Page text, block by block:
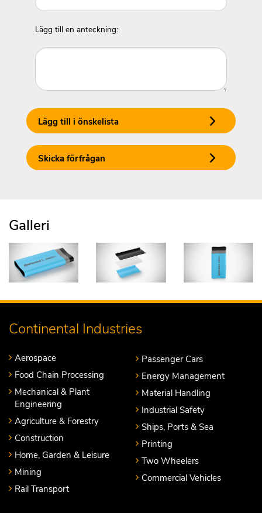
Lägg till en anteckning:
Lägg till i önskelista
Skicka förfrågan
Galleri
Continental Industries
Aerospace
Food Chain Processing
Mechanical & Plant
Engineering
Agriculture & Forestry
Construction
Home, Garden & Leisure
Mining
Rail Transport
Passenger Cars
Energy Management
Material Handling
Industrial Safety
Ships, Ports & Sea
Printing
Two Wheelers
Commercial Vehicles